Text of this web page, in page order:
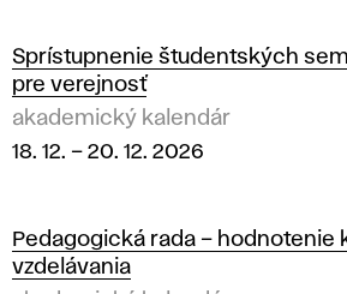
Sprístupnenie študentských
pre verejnosť
akademický kalendár
18. 12. – 20. 12. 2026
Pedagogická rada – hodnotenie
vzdelávania